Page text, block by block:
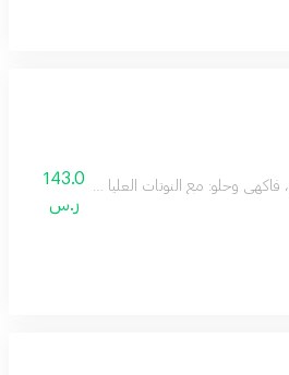
وحلو: مع النوتات العليا من اليوسفي والفواكه الحمراء، قلب من
143.0
ر.س